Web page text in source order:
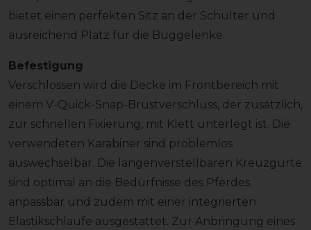
bietet einen perfekten Sitz an der Schulter und
ausreichend Platz für die Buggelenke.
Befestigung
Verschlossen wird die Decke im Frontbereich mit
einem V-Quick-Snap-Brustverschluss, der zusätzlich,
zur schnellen Fixierung, mit Klett unterlegt ist. Die
verwendeten Karabiner sind problemlos
auswechselbar. Die längenverstellbaren Kreuzgurte
sind optimal an die Bedürfnisse des Pferdes
anpassbar und zudem mit einer integrierten
Elastikschlaufe ausgestattet. Zur Anbringung eines